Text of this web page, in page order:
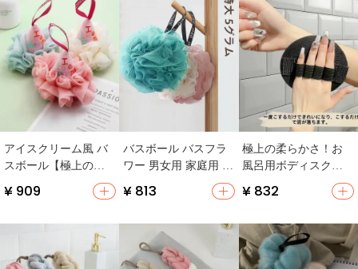
アイスクリーム風 バ
スボール【極上の柔
らかさ・マッサージ
機能・浴用】
¥ 909
バスボール バスフラ
ワー 男女用 家庭用 柔
¥ 813
極上の柔らかさ！お
風呂用ボディスクラ
バー【無痛・男女兼
用・円形デザイン】
¥ 832